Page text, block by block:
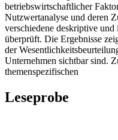
Im weiteren Vorgehen wurde
betriebswirtschaftlicher
Nutzwertanalyse und deren
verschiedene deskriptive
überprüft. Die Ergebnisse
der
Unternehmen sichtbar sind.
Leseprobe